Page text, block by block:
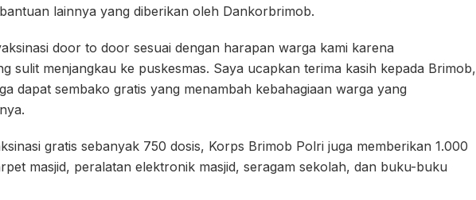
lainnya yang diberikan oleh Dankorbrimob.
door to door sesuai dengan harapan warga kami karena
sulit menjangkau ke puskesmas. Saya ucapkan terima kasih kepada Brimob,
dapat sembako gratis yang menambah kebahagiaan warga yang
gratis sebanyak 750 dosis, Korps Brimob Polri juga memberikan 1.000
masjid, peralatan elektronik masjid, seragam sekolah, dan buku-buku